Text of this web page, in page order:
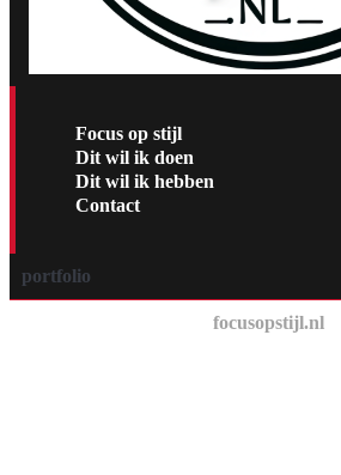
Focus op stijl
Dit wil ik doen
Dit wil ik hebben
Contact
portfolio
focusopstijl.nl